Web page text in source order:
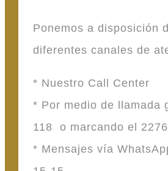
Ponemos a disposición
diferentes canales de
* Nuestro Call Center
* Por medio de llamada
118 o marcando el
* Mensajes vía